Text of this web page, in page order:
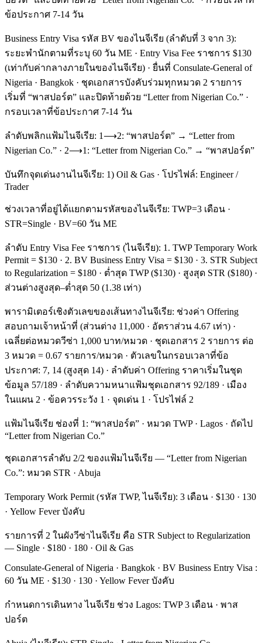
ข้อประกาศ 7-14 วัน
Business Entry Visa รหัส BV ของไนจีเรีย (ลำดับที่ 3 จาก 3):
ระยะพำนักตามที่ระบุ 60 วัน ME · Entry Visa Fee ราชการ $130
(เท่ากับค่ากลางภายในของไนจีเรีย) · ยื่นที่ Consulate-General of
Nigeria · Bangkok · ชุดเอกสารบังคับร่วมทุกหมวด 2 รายการ
เริ่มที่ “พาสปอร์ต” และปิดท้ายด้วย “Letter from Nigerian Co.” ·
กรอบเวลาที่ข้อประกาศ 7-14 วัน
ลำดับพลิกแฟ้มไนจีเรีย: 1⟶2: “พาสปอร์ต” → “Letter from
Nigerian Co.” · 2⟶1: “Letter from Nigerian Co.” → “พาสปอร์ต”
บันทึกจุดเด่นงานไนจีเรีย: 1) Oil & Gas · โปรไฟล์: Engineer /
Trader
ช่วงเวลาที่อยู่ได้แยกตามรหัสของไนจีเรีย: TWP=3 เดือน ·
STR=Single · BV=60 วัน ME
ลำดับ Entry Visa Fee ราชการ (ไนจีเรีย): 1. TWP Temporary Work
Permit = $130 · 2. BV Business Entry Visa = $130 · 3. STR Subject
to Regularization = $180 · ต่ำสุด TWP ($130) · สูงสุด STR ($180) ·
ส่วนต่างสูงสุด–ต่ำสุด 50 (1.38 เท่า)
พารามิเตอร์เชิงตัวเลขของเส้นทางไนจีเรีย: ช่วงค่า Offering
สอบถามเจ้าหน้าที่ (ส่วนต่าง 11,000 · อัตราส่วน 4.67 เท่า) ·
เฉลี่ยต่อหมวดวีซ่า 1,000 บาท/หมวด · ชุดเอกสาร 2 รายการ ต่อ
3 หมวด = 0.67 รายการ/หมวด · ตัวเลขในกรอบเวลาที่ข้อ
ประกาศ: 7, 14 (สูงสุด 14) · ลำดับค่า Offering ราคาเริ่มในชุด
ข้อมูล 57/189 · ลำดับความหนาแฟ้มชุดเอกสาร 92/189 · เมือง
ในแผน 2 · ข้อควรระวัง 1 · จุดเด่น 1 · โปรไฟล์ 2
แฟ้มไนจีเรีย ช่องที่ 1: “พาสปอร์ต” · หมวด TWP · Lagos · ถัดไป
“Letter from Nigerian Co.”
ชุดเอกสารลำดับ 2/2 ของแฟ้มไนจีเรีย — “Letter from Nigerian
Co.”: หมวด STR · Abuja
Temporary Work Permit (รหัส TWP, ไนจีเรีย): 3 เดือน · $130 · 130
· Yellow Fever บังคับ
รายการที่ 2 ในผังวีซ่าไนจีเรีย คือ STR Subject to Regularization
— Single · $180 · 180 · Oil & Gas
Consulate-General of Nigeria · Bangkok · BV Business Entry Visa :
60 วัน ME · $130 · 130 · Yellow Fever บังคับ
กำหนดการเดินทาง ไนจีเรีย ช่วง Lagos: TWP 3 เดือน · พาส
ปอร์ต